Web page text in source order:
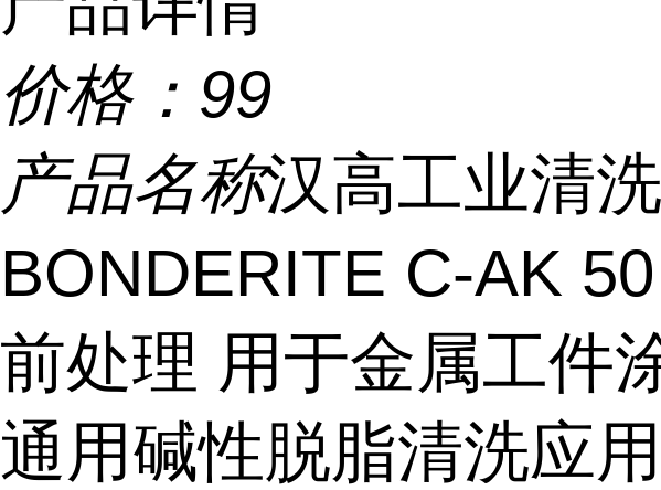
价格： 99
产品名称汉高工业清
BONDERITE C-AK
前处理 用于金属工件
通用碱性脱脂清洗应